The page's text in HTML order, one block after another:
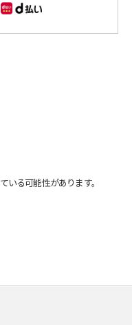
る可能性があります。